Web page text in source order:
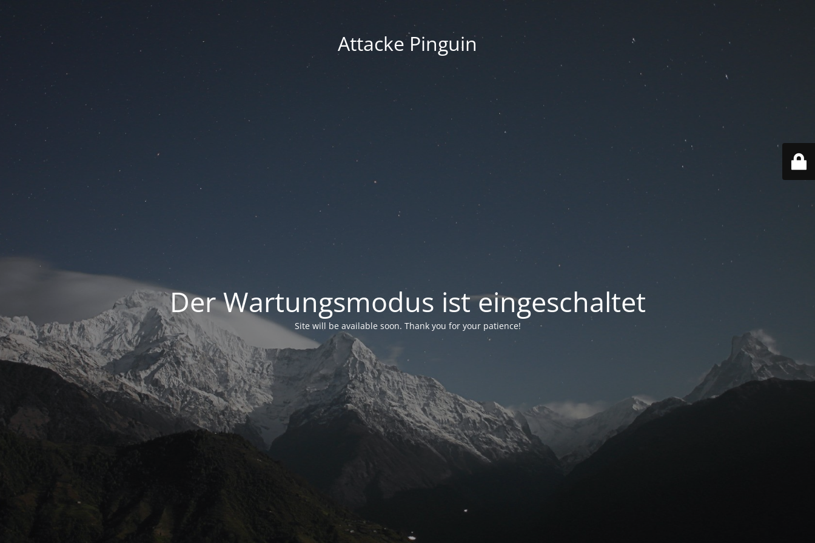
Attacke Pinguin
Der Wartungsmodus ist eingeschaltet
Site will be available soon. Thank you for your patience!